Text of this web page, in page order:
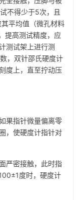
不得少于5次，且
平均值（微孔材料
提高测试精度，应
测试架上进行测
，双针邵氏硬度计
度上，直至拧动压
果指针微量偏离零
，使硬度计指针对
严密接触，此时指
度时，硬度计